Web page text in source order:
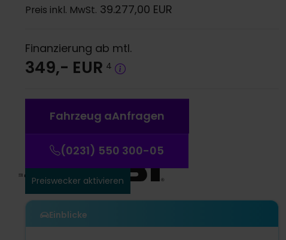
Preis inkl. MwSt. 39.277,00 EUR
Finanzierung ab mtl.
349,- EUR 4
Fahrzeug aAnfragen
(0231) 550 300-05
Preiswecker aktivieren
Einblicke